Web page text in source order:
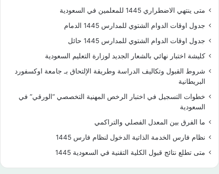
متى ينتهي الاضطراري 1445 للمعلمين في السعودية
جدول اوقات الدوام الشتوي للمدارس 1445 الدمام
جدول اوقات الدوام الشتوي للمدارس 1445 حائل
كليشة اختبار نهائي بالشعار الجديد لوزارة التعليم السعودية
شروط القبول وتكاليف الدراسة وطريقة الإلتحاق بـ جامعة اوكسفورد
البريطانية
خطوات التسجيل في اختبار الرخص المهنية التخصصي “الورقي” في
السعودية
ما الفرق بين المعدل الفصلي والتراكمي
نظام فارس الخدمة الذاتية الدخول لنظام فارس 1445
متى تطلع نتائج قبول الكلية التقنية في السعودية 1445